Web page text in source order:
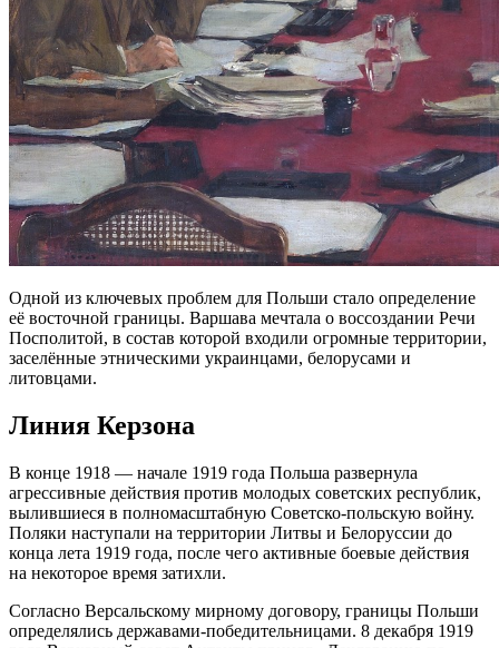
Одной из ключевых проблем для Польши стало определение
её восточной границы. Варшава мечтала о воссоздании Речи
Посполитой, в состав которой входили огромные территории,
заселённые этническими украинцами, белорусами и
литовцами.
Линия Керзона
В конце 1918 — начале 1919 года Польша развернула
агрессивные действия против молодых советских республик,
вылившиеся в полномасштабную Советско-польскую войну.
Поляки наступали на территории Литвы и Белоруссии до
конца лета 1919 года, после чего активные боевые действия
на некоторое время затихли.
Согласно Версальскому мирному договору, границы Польши
определялись державами-победительницами. 8 декабря 1919